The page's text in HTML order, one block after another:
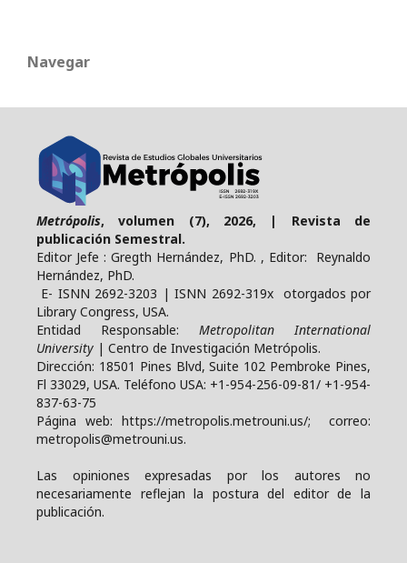
Navegar
Metrópolis, volumen (7), 2026, | Revista de
publicación Semestral.
Editor Jefe : Gregth Hernández, PhD. , Editor: Reynaldo
Hernández, PhD.
E- ISNN 2692-3203 | ISNN 2692-319x otorgados por
Library Congress, USA.
Entidad Responsable: Metropolitan International
University | Centro de Investigación Metrópolis.
Dirección: 18501 Pines Blvd, Suite 102 Pembroke Pines,
Fl 33029, USA. Teléfono USA: +1-954-256-09-81/ +1-954-
837-63-75
Página web: https://metropolis.metrouni.us/; correo:
metropolis@metrouni.us.
Las opiniones expresadas por los autores no
necesariamente reflejan la postura del editor de la
publicación.